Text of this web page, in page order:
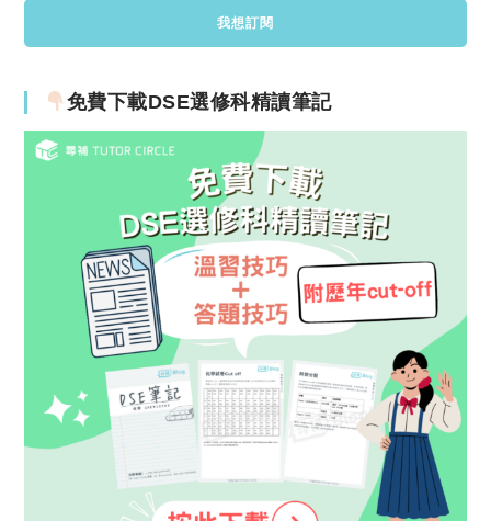
免費下載DSE選修科精讀筆記